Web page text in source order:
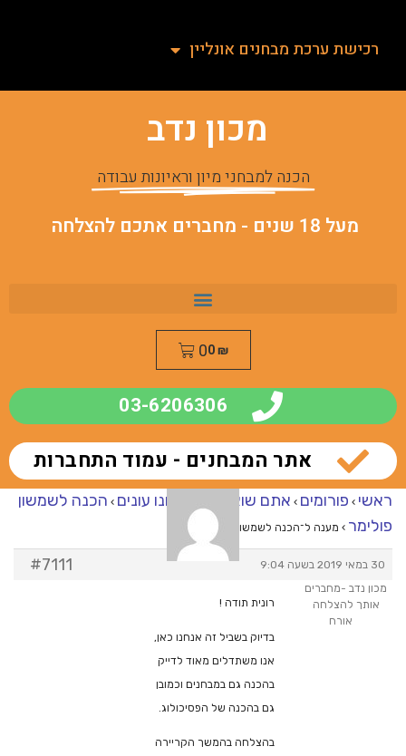
רכישת ערכת מבחנים אונליין
מכון נדב
הכנה למבחני מיון וראיונות עבודה
מעל 18 שנים - מחברים אתכם להצלחה
0₪
0
03-6206306
אתר המבחנים - עמוד התחברות
ראשי › פורומים › אתם שואלים – אנחנו עונים › הכנה לשמשון
פולימר › מענה ל־הכנה לשמשון פולימר
30 במאי 2019 בשעה 9:04 #7111
מכון נדב -מחברים
אותך להצלחה
אורח
רונית תודה !
בדיוק בשביל זה אנחנו כאן,
אנו משתדלים מאוד לדייק
בהכנה גם במבחנים וכמובן
גם בהכנה של הפסיכולוג.
בהצלחה בהמשך הקריירה